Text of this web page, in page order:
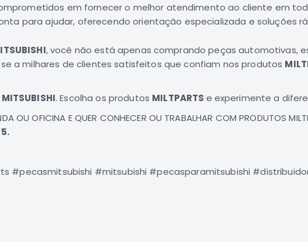
em fornecer o melhor atendimento ao cliente em
para ajudar, oferecendo orientação especializada e soluções
, você não está apenas comprando peças automotivas,
a milhares de clientes satisfeitos que confiam nos produtos
MITSUBISHI. Escolha os produtos MILTPARTS e experimente a
OU OFICINA E QUER CONHECER OU TRABALHAR COM PRODUTOS
#pecasmitsubishi #mitsubishi #pecasparamitsubishi